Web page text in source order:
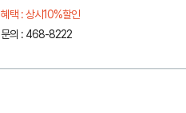
혜택 : 상시10%할인
문의 : 468-8222